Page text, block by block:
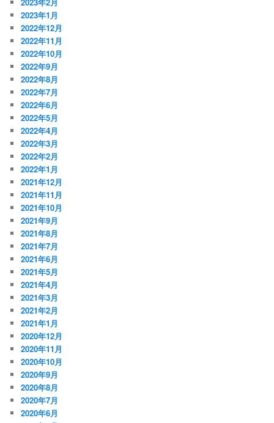
2023年1月
2022年12月
2022年11月
2022年10月
2022年9月
2022年8月
2022年7月
2022年6月
2022年5月
2022年4月
2022年3月
2022年2月
2022年1月
2021年12月
2021年11月
2021年10月
2021年9月
2021年8月
2021年7月
2021年6月
2021年5月
2021年4月
2021年3月
2021年2月
2021年1月
2020年12月
2020年11月
2020年10月
2020年9月
2020年8月
2020年7月
2020年6月